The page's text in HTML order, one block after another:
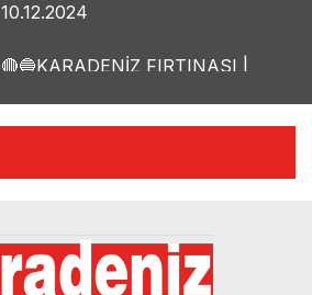
10.12.2024
🔴🔵KARADENİZ FIRTINASI |
🔴🔵KARADENİZ FIRTINASI |
05.12.2024